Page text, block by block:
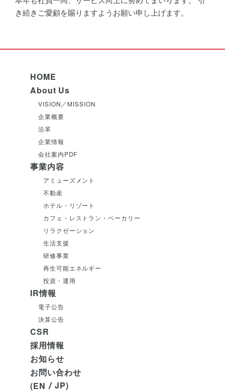
き続きご愛顧を賜りますようお願い申し上げます。
HOME
About Us
VISION／MISSION
企業概要
沿革
企業情報
会社案内PDF
事業内容
アミューズメント
不動産
ホテル・リゾート
カフェ・レストラン・ベーカリー
リラクゼーション
生活支援
研修事業
再生可能エネルギー
投資・運用
IR情報
電子公告
決算公告
CSR
採用情報
お知らせ
お問い合わせ
EN
JP